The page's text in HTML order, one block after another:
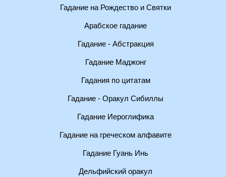
Гадание на Рождество и Святки
Арабское гадание
Гадание - Абстракция
Гадание Маджонг
Гадания по цитатам
Гадание - Оракул Сибиллы
Гадание Иероглифика
Гадание на греческом алфавите
Гадание Гуань Инь
Дельфийский оракул